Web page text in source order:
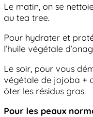
Le matin, on se
au tea tree.
Pour hydrater et
l’huile végétale
Le soir, pour vous
végétale de jojoba +
ôter les résidus gras.
Pour les peaux